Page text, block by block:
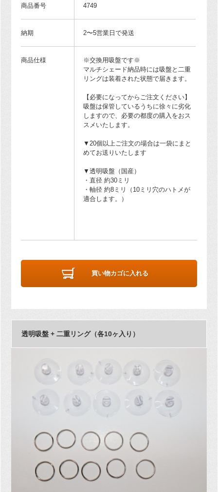
商品番号 4749
納期 2〜5営業日で発送
商品仕様
※交換用吸盤です※
マルチシェード納品時には吸盤と二重
リングは装着された状態で届きます。
【必要になってからご注文ください】
吸盤は保管しているうちに徐々に劣化
しますので、必要の都度の購入をおス
スメいたします。
▼20個以上ご注文の場合は一袋にまと
めてお送りいたします
▼透明吸盤（国産）
・直径 約30ミリ
・軸径 約8ミリ（10ミリ穴のハトメが
適合します。）
買い物カゴに入れる
透明吸盤 + 二重リング（各10ヶ入り）